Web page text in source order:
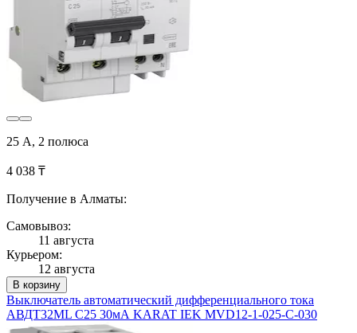
25 А, 2 полюса
4 038 ₸
Получение в Алматы:
Самовывоз:
11 августа
Курьером:
12 августа
В корзину
Выключатель автоматический дифференциального тока
АВДТ32МL C25 30мА KARAT IEK MVD12-1-025-C-030